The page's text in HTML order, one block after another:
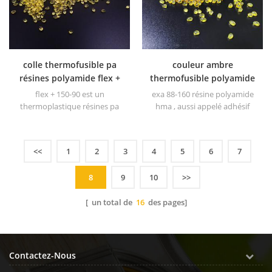
résistance à haute
température .
colle thermofusible pa
résines polyamide flex +
150-90 pour connecteurs
et câbles
flex + 150-90 est un
thermoplastique résines pa
couleur ambre
thermofusible polyamide
hma hmpa résine
granulaire exa 88-160
exa 88-160 résine polyamide
hma , aussi appelé adhésif
<< 1 2 3 4 5 6 7
8 9 10 >>
[ un total de 16des pages]
Contactez-Nous